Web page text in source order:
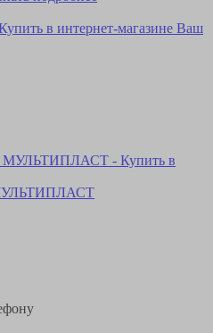
МУЛЬТИПЛАСТ